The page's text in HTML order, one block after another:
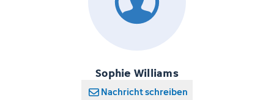
Sophie Williams
Nachricht schreiben